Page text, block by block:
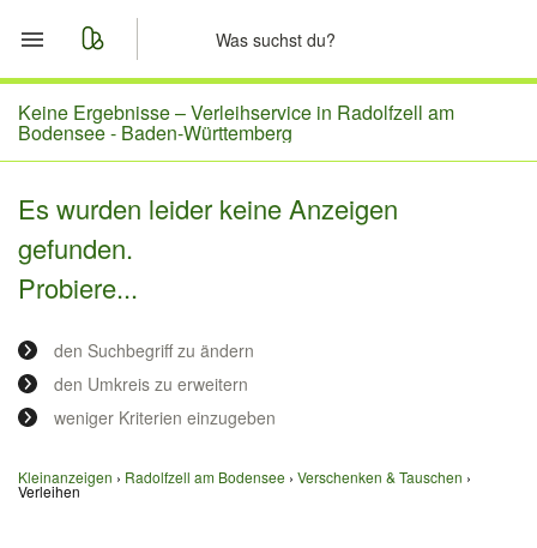
Start
Merkliste
Nachrichten
Anzeige aufgeben
Keine Ergebnisse –Verleihservice in Radolfzell am
Bodensee - Baden-Württemberg
Es wurden leider keine Anzeigen
gefunden.
Probiere...
den Suchbegriff zu ändern
den Umkreis zu erweitern
weniger Kriterien einzugeben
Kleinanzeigen Radolfzell am Bodensee Verschenken & Tauschen
Verleihen